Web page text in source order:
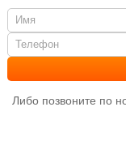
Либо позвоните по